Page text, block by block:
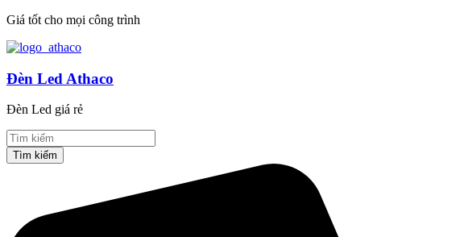
Giá tốt cho mọi công trình
Đèn Led Athaco
Đèn Led giá rẻ